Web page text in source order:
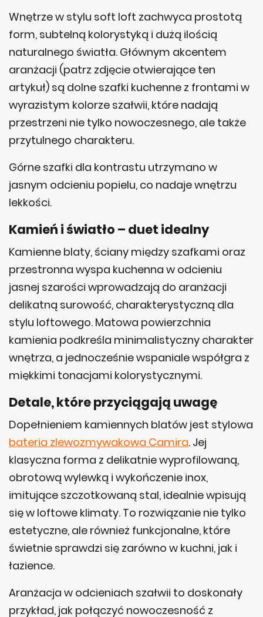
Wnętrze w stylu soft loft zachwyca prostotą
form, subtelną kolorystyką i dużą ilością
naturalnego światła. Głównym akcentem
aranżacji (patrz zdjęcie otwierające ten
artykuł) są dolne szafki kuchenne z frontami w
wyrazistym kolorze szałwii, które nadają
przestrzeni nie tylko nowoczesnego, ale także
przytulnego charakteru.
Górne szafki dla kontrastu utrzymano w
jasnym odcieniu popielu, co nadaje wnętrzu
lekkości.
Kamień i światło – duet idealny
Kamienne blaty, ściany między szafkami oraz
przestronna wyspa kuchenna w odcieniu
jasnej szarości wprowadzają do aranżacji
delikatną surowość, charakterystyczną dla
stylu loftowego. Matowa powierzchnia
kamienia podkreśla minimalistyczny charakter
wnętrza, a jednocześnie wspaniale współgra z
miękkimi tonacjami kolorystycznymi.
Detale, które przyciągają uwagę
Dopełnieniem kamiennych blatów jest stylowa
bateria zlewozmywakowa Camira. Jej
klasyczna forma z delikatnie wyprofilowaną,
obrotową wylewką i wykończenie inox,
imitujące szczotkowaną stal, idealnie wpisują
się w loftowe klimaty. To rozwiązanie nie tylko
estetyczne, ale również funkcjonalne, które
świetnie sprawdzi się zarówno w kuchni, jak i
łazience.
Aranżacja w odcieniach szałwii to doskonały
przykład, jak połączyć nowoczesność z